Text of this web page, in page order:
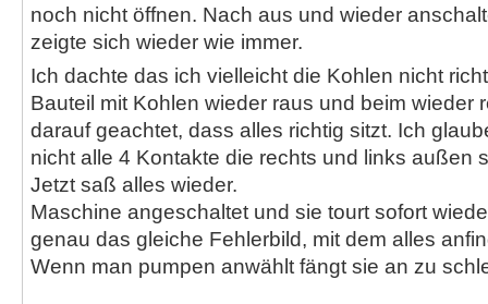
noch nicht öffnen. Nach aus und wieder
zeigte sich wieder wie immer.
Ich dachte das ich vielleicht die Kohlen nicht
Bauteil mit Kohlen wieder raus und beim wieder
darauf geachtet, dass alles richtig sitzt. Ich
nicht alle 4 Kontakte die rechts und links außen
Jetzt saß alles wieder.
Maschine angeschaltet und sie tourt sofort
genau das gleiche Fehlerbild, mit dem alles
Wenn man pumpen anwählt fängt sie an zu